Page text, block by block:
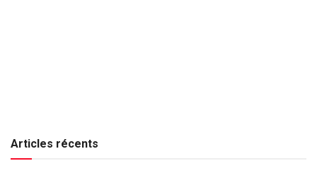
Articles récents